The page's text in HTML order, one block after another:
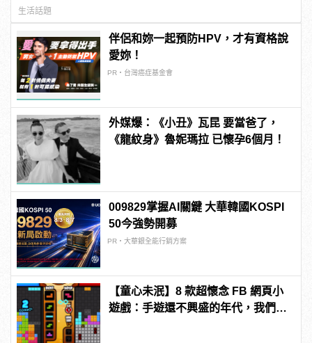
生活話題
伴侶和妳一起預防HPV，才有資格說
愛妳！
PR・台灣癌症基金會
外媒爆：《小丑》瓦昆 要當爸了，
《龍紋身》魯妮瑪拉 已懷孕6個月！
009829掌握AI關鍵 大華韓國KOSPI
50今強勢開募
PR・大華銀全能行銷方案
【童心未泯】8 款超懷念 FB 網頁小
遊戲：手遊還不興盛的年代，我們都